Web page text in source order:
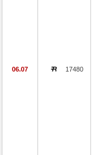
06.07 17480